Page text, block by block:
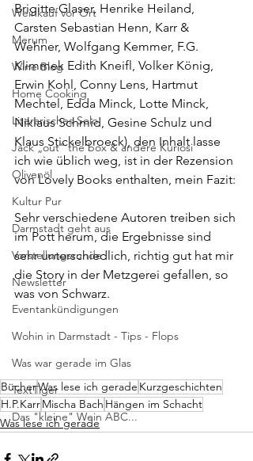
Weinkauf vor Ort
Merum
Wine Blog
Home Cooking
Literarisches Solo
Jack „out“ the box & andere Kuriosi
Olivenöl
Kultur Pur
Darmstadt geht aus
Vorstellungsrunde
Newsletter
Eventankündigungen
Wohin in Darmstadt - Tips - Flops
Was war gerade im Glas
TextTiger
Das "kleine" Wein ABC...
Brigitte Glaser, Henrike Heiland,
Carsten Sebastian Henn, Karr &
Wehner, Wolfgang Kemmer, F.G.
Klimmek Edith Kneifl, Volker König,
Erwin Kohl, Conny Lens, Hartmut
Mechtel, Edda Minck, Lotte Minck,
Niklaus Schmid, Gesine Schulz und
Klaus Stickelbroeck), den Inhalt lasse
ich wie üblich weg, ist in der Rezension
von Lovely Books enthalten, mein Fazit:
Sehr verschiedene Autoren treiben sich
im Pott herum, die Ergebnisse sind
sehr unterschiedlich, richtig gut hat mir
die Story in der Metzgerei gefallen, so
was von Schwarz.
BücherWas lese ich gerade Kurzgeschichten
H.P.KarrMischa Bach Hängen im Schacht
Was lese ich gerade